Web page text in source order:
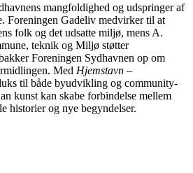
mangfoldighed og udspringer af
Foreningen Gadeliv medvirker til at
folk og det udsatte miljø, mens A.
teknik og Miljø støtter
Foreningen Sydhavnen op om
Med Hjemstavn –
til både byudvikling og community-
kunst kan skabe forbindelse mellem
historier og nye begyndelser.